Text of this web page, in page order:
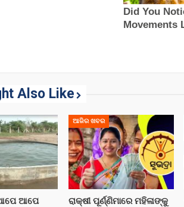
Also Like
ଆପେ
ଆଜିର ଖବର
ରାକ୍ଷୀ ପୂର୍ଣ୍ଣିମାରେ ମହିଳାଙ୍କୁ